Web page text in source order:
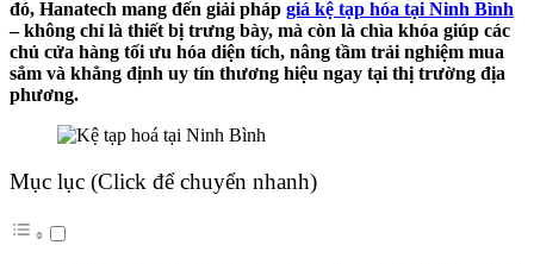
đó, Hanatech mang đến giải pháp giá kệ tạp hóa tại Ninh Bình
– không chỉ là thiết bị trưng bày, mà còn là chìa khóa giúp các
chủ cửa hàng tối ưu hóa diện tích, nâng tầm trải nghiệm mua
sắm và khẳng định uy tín thương hiệu ngay tại thị trường địa
phương.
Mục lục (Click để chuyển nhanh)